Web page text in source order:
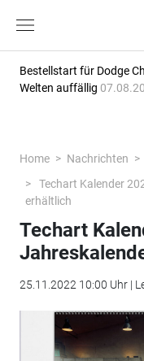
Bestellstart für Dodge
Welten auffällig
Home Nachrichten
Techart Kalender
erhältlich
Techart
25.11.2022 10:00 Uhr |